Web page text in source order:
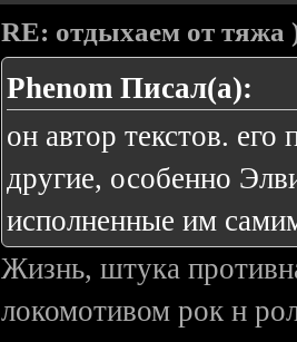
RE: отдыхаем от тяжа
Phenom Писал(а):
он автор текстов.
другие, особенно
исполненные им
Жизнь, штука
локомотивом рок н